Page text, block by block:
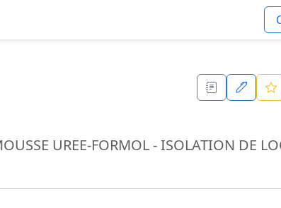
UREE-FORMOL - ISOLATION DE